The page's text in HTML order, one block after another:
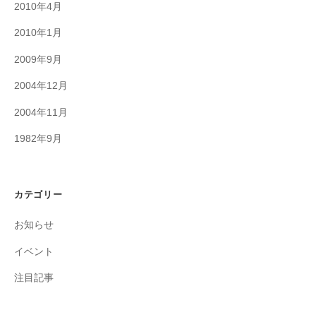
2010年4月
2010年1月
2009年9月
2004年12月
2004年11月
1982年9月
カテゴリー
お知らせ
イベント
注目記事